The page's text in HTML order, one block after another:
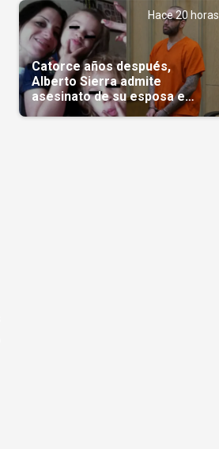
Hace 20 horas
Catorce años después,
Alberto Sierra admite
asesinato de su esposa e
hijas; crimen que conmocionó